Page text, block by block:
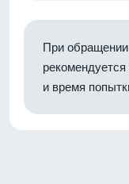
При
и время